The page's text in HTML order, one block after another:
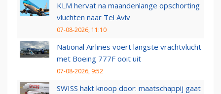
KLM hervat na maandenlange opschorting
vluchten naar Tel Aviv
07-08-2026, 11:10
National Airlines voert langste vrachtvlucht
met Boeing 777F ooit uit
07-08-2026, 9:52
SWISS hakt knoop door: maatschappij gaat